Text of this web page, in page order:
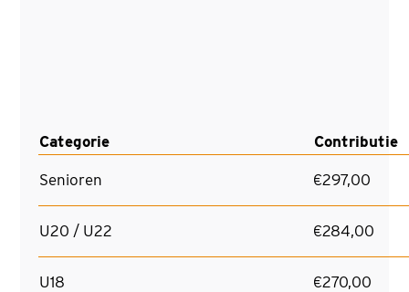
Categorie Contributie
Senioren €297,00
U20 / U22 €284,00
U18 €270,00